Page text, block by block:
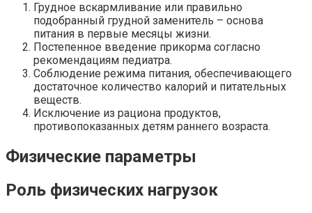
Грудное вскармливание или правильно
подобранный грудной заменитель – основа
питания в первые месяцы жизни.
Постепенное введение прикорма согласно
рекомендациям педиатра.
Соблюдение режима питания, обеспечивающего
достаточное количество калорий и питательных
веществ.
Исключение из рациона продуктов,
противопоказанных детям раннего возраста.
Физические параметры
Роль физических нагрузок